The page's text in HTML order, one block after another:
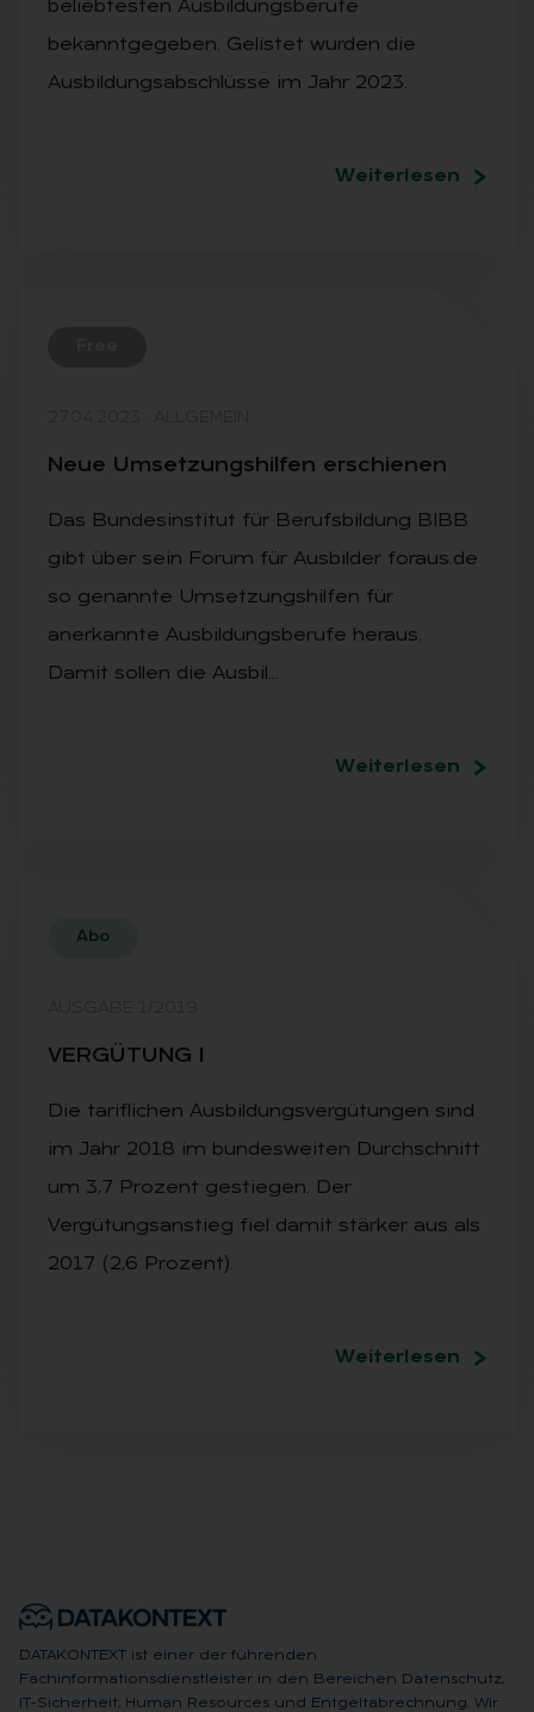
beliebtesten Ausbildungsberufe
bekanntgegeben. Gelistet wurden die
Ausbildungsabschlüsse im Jahr 2023.
Weiterlesen
Neue Um­set­zungs­hil­fen er­schie­nen
Das Bundesinstitut für Berufsbildung BIBB
gibt über sein Forum für Ausbilder foraus.de
so genannte Umsetzungshilfen für
anerkannte Ausbildungsberufe heraus.
Damit sollen die Ausbil…
Weiterlesen
Abo
VER­GÜ­TUNG I
Die tariflichen Ausbildungsvergütungen sind
im Jahr 2018 im bundesweiten Durchschnitt
um 3,7 Prozent gestiegen. Der
Vergütungsanstieg fiel damit stärker aus als
2017 (2,6 Prozent).
Weiterlesen
DATAKONTEXT ist einer der führenden
Fachinformationsdienstleister in den Bereichen Datenschutz,
IT-Sicherheit, Human Resources und Entgeltabrechnung. Wir